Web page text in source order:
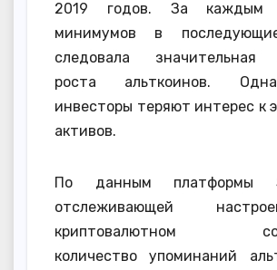
2019 годов. За каждым
минимумов в
следовала значительная
роста альткоинов.
инвесторы теряют интерес к
активов.
По данным платформы
отслеживающей
криптовалютном
количество упоминаний